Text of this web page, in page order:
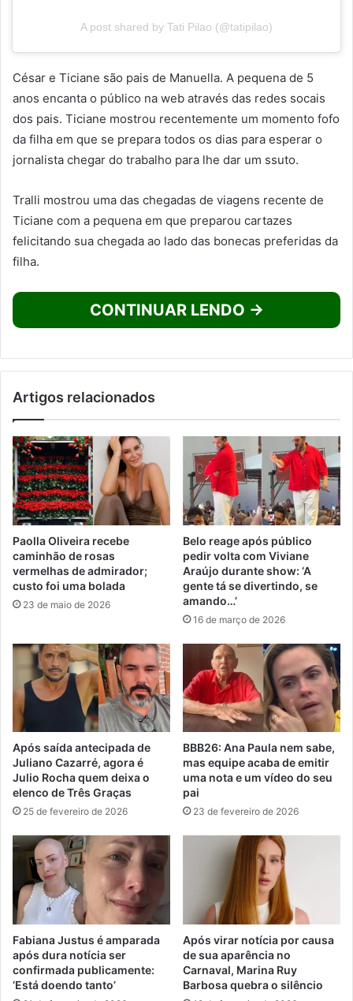
A post shared by Tati Pilao (@tatipilao)
César e Ticiane são pais de Manuella. A pequena de 5
anos encanta o público na web através das redes socais
dos pais. Ticiane mostrou recentemente um momento fofo
da filha em que se prepara todos os dias para esperar o
jornalista chegar do trabalho para lhe dar um ssuto.
Tralli mostrou uma das chegadas de viagens recente de
Ticiane com a pequena em que preparou cartazes
felicitando sua chegada ao lado das bonecas preferidas da
filha.
CONTINUAR LENDO →
Artigos relacionados
Paolla Oliveira recebe
caminhão de rosas
vermelhas de admirador;
custo foi uma bolada
23 de maio de 2026
Belo reage após público
pedir volta com Viviane
Araújo durante show: ‘A
gente tá se divertindo, se
amando…’
16 de março de 2026
Após saída antecipada de
Juliano Cazarré, agora é
Julio Rocha quem deixa o
elenco de Três Graças
25 de fevereiro de 2026
BBB26: Ana Paula nem sabe,
mas equipe acaba de emitir
uma nota e um vídeo do seu
pai
23 de fevereiro de 2026
Fabiana Justus é amparada
após dura notícia ser
confirmada publicamente:
‘Está doendo tanto’
Após virar notícia por causa
de sua aparência no
Carnaval, Marina Ruy
Barbosa quebra o silêncio